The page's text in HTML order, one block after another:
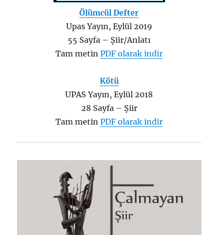
Ölümcül Defter
Upas Yayın, Eylül 2019
55 Sayfa – Şiir/Anlatı
Tam metin PDF olarak indir
Kötü
UPAS Yayın, Eylül 2018
28 Sayfa – Şiir
Tam metin PDF olarak indir